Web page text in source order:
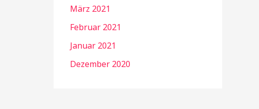
März 2021
Februar 2021
Januar 2021
Dezember 2020